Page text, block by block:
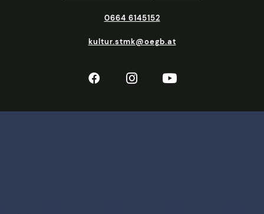
0664 6145152
kultur.stmk@oegb.at